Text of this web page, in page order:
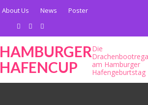
About Us News Poster
HAMBURGER
HAFENCUP
Die
am Hamburger
Hafengeburtstag